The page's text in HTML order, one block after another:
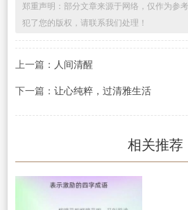
郑重声明：部分文章来源于网络，仅作为参
犯了您的版权，请联系我们处理！
上一篇： 人间清醒
下一篇： 让心纯粹，过清雅生活
相关推荐